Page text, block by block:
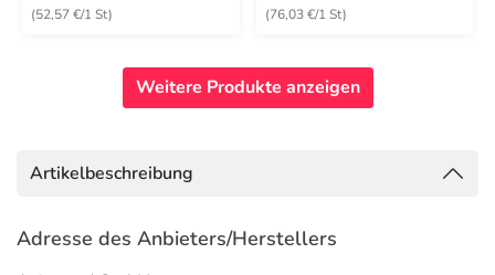
(52,57 €/1 St) (76,03 €/1 St)
Weitere Produkte anzeigen
Artikelbeschreibung
Adresse des Anbieters/Herstellers